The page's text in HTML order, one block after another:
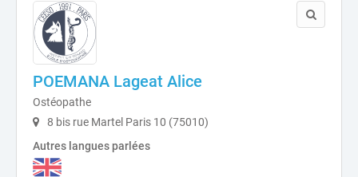
POEMANA Lageat Alice
Ostéopathe
8 bis rue Martel Paris 10 (75010)
Autres langues parlées